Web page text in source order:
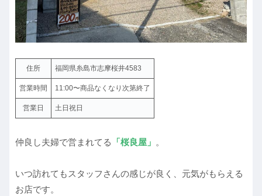
住所 福岡県糸島市志摩桜井4583
営業時間 11:00〜商品なくなり次第終了
営業日 土日祝日
仲良し夫婦で営まれてる 「桜良屋」 。
いつ訪れてもスタッフさんの感じが良く、元気がもらえる
お店です。